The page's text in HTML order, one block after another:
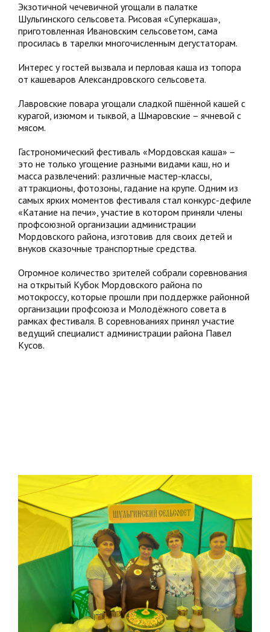
Экзотичной чечевичной угощали в палатке
Шульгинского сельсовета. Рисовая «Суперкаша»,
приготовленная Ивановским сельсоветом, сама
просилась в тарелки многочисленным дегустаторам.
Интерес у гостей вызвала и перловая каша из топора
от кашеваров Александровского сельсовета.
Лавровские повара угощали сладкой пшённой кашей с
курагой, изюмом и тыквой, а Шмаровские – ячневой с
мясом.
Гастрономический фестиваль «Мордовская каша» –
это не только угощение разными видами каш, но и
масса развлечений: различные мастер-классы,
аттракционы, фотозоны, гадание на крупе. Одним из
самых ярких моментов фестиваля стал конкурс-дефиле
«Катание на печи», участие в котором приняли члены
профсоюзной организации администрации
Мордовского района, изготовив для своих детей и
внуков сказочные транспортные средства.
Огромное количество зрителей собрали соревнования
на открытый Кубок Мордовского района по
мотокроссу, которые прошли при поддержке районной
организации профсоюза и Молодёжного совета в
рамках фестиваля. В соревнованиях принял участие
ведущий специалист администрации района Павел
Кусов.